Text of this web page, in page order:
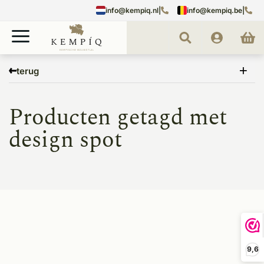
9,6
info@kempiq.nl info@kempiq.be
terug
design spot
Producten getagd met
design spot